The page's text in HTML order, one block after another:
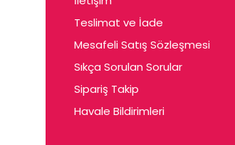
Cerin
Ceta
Ceyda
Chris
Ciey
Teslimat ve İade
Mesafeli Satış Sözleşmesi
Sıkça Sorulan Sorular
Sipariş Takip
Havale Bildirimleri